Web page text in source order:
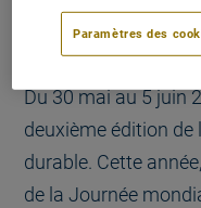
Du 30 mai au 5 juin
deuxième édition de
durable. Cette
de la Journée
Paramètres des